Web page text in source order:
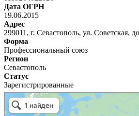
Дата ОГРН
19.06.2015
Адрес
299011, г. Севастополь, ул. Советская,
Форма
Профессиональный союз
Регион
Севастополь
Статус
Зарегистрированные